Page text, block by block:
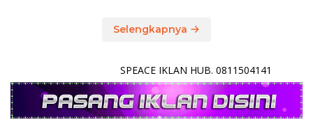
Selengkapnya
SPEACE IKLAN HUB. 0811504141